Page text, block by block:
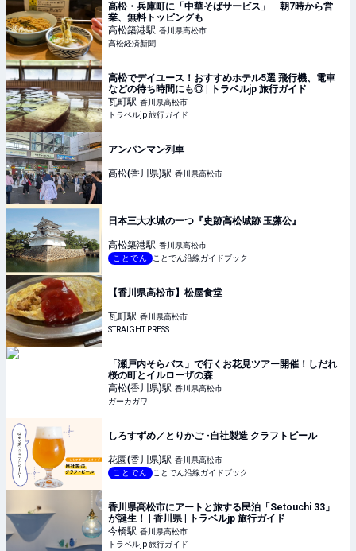
高松・兵庫町に「中華そばサービス」 朝7時から営
業、無料トッピングも
高松築港駅 香川県高松市
高松経済新聞
高松でデイユース！おすすめホテル5選 飛行機、電車
などの待ち時間にも◎ | トラベルjp 旅行ガイド
瓦町駅 香川県高松市
トラベルjp 旅行ガイド
アンパンマン列車
高松(香川県)駅 香川県高松市
日本三大水城の一つ『史跡高松城跡 玉藻公』
高松築港駅 香川県高松市
ことでん
ことでん沿線ガイドブック
【香川県高松市】松屋食堂
瓦町駅 香川県高松市
STRAIGHT PRESS
「瀬戸内そらバス」で行くお花見ツアー開催！しだれ
桜の町とイルローザの森
高松(香川県)駅 香川県高松市
ガーカガワ
しろすずめ／とりかご -自社製造 クラフトビール
花園(香川県)駅 香川県高松市
ことでん
ことでん沿線ガイドブック
香川県高松市にアートと旅する民泊「Setouchi 33」
が誕生！ | 香川県 | トラベルjp 旅行ガイド
今橋駅 香川県高松市
トラベルjp 旅行ガイド